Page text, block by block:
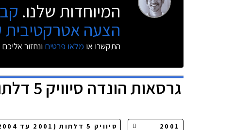
המיוחדות שלנו.
הצעה אטרקטיבית
התקשרו או מלאו פרטים ונחזור
גרסאותהונדה סיוויק 5 דלתות